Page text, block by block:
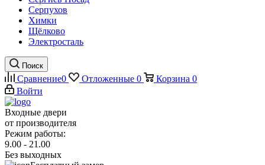
Серпухов
Химки
Щёлково
Электросталь
Поиск
Сравнение0 Отложенные 0 Корзина 0
Войти
Входные двери
от производителя
Режим работы:
9.00 - 21.00
Без выходных